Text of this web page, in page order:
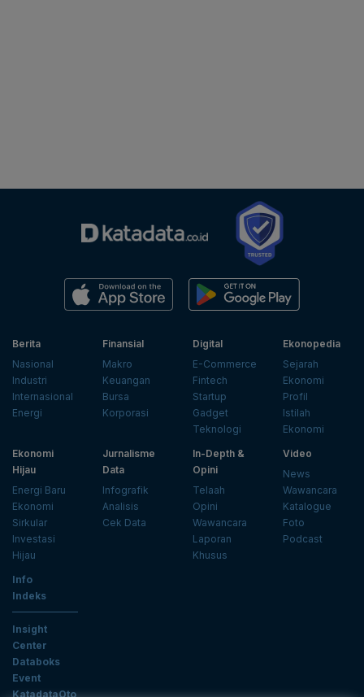
Berita
Nasional
Industri
Internasional
Energi
Finansial
Makro
Keuangan
Bursa
Korporasi
Digital
E-Commerce
Fintech
Startup
Gadget
Teknologi
Ekonopedia
Sejarah
Ekonomi
Profil
Istilah
Ekonomi
Ekonomi
Hijau
Energi Baru
Ekonomi
Sirkular
Investasi
Hijau
Jurnalisme
Data
Infografik
Analisis
Cek Data
In-Depth &
Opini
Telaah
Opini
Wawancara
Laporan
Khusus
Video
News
Wawancara
Katalogue
Foto
Podcast
Info
Indeks
Insight
Center
Databoks
Event
KatadataOto